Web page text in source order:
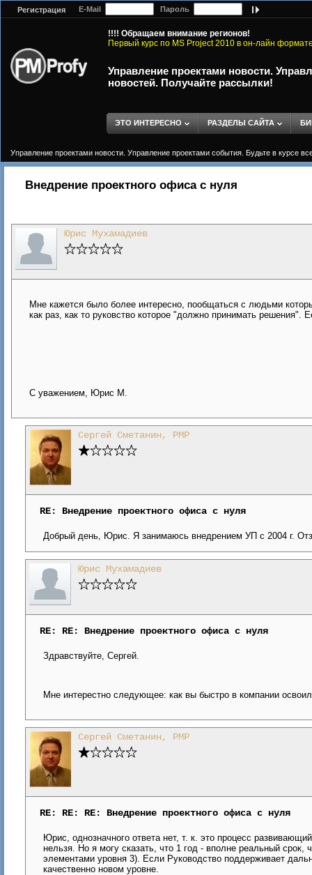
Регистрация E-Mail Пароль
!!!! Обращаем внимание регионов!
Первый курс по MS Project 2010 в он-лайн
Управление проектами новости.
новостей. Получайте рассылки!
ЭТО ИНТЕРЕСНО РАЗДЕЛЫ САЙТА
Управление проектами новости. Управление проектами события. Будьте в курсе
Внедрение проектного офиса с нуля
Юрис Мухамадиев
Мне кажется было более интересно, пообщаться с людьми
как раз, как то руковство которое "должно принимать
С уважением, Юрис М.
Сергей Сметанин, PMP
RE: Внедрение проектного офиса с нуля
Добрый день, Юрис. Я занимаюсь внедрением УП с 2004 г.
Юрис Мухамадиев
RE: RE: Внедрение проектного офиса с нуля
Здравствуйте, Сергей.
Мне интерестно следующее: как вы быстро в компании
Сергей Сметанин, PMP
RE: RE: RE: Внедрение проектного офиса с нуля
Юрис, однозначного ответа нет, т. к. это процесс
нельзя. Но я могу сказать, что 1 год - вполне реальный
элементами уровня 3). Если Руководство поддерживает
качественно новом уровне.